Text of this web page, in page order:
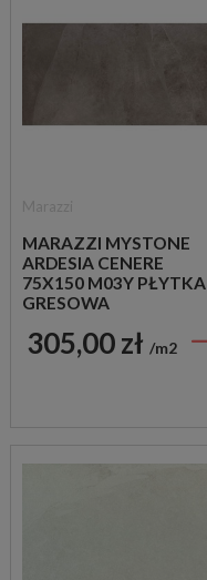
MARAZZI MYSTONE
ARDESIA CENERE
75X150 M03Y PŁYTKA
GRESOWA
305,00 zł m2